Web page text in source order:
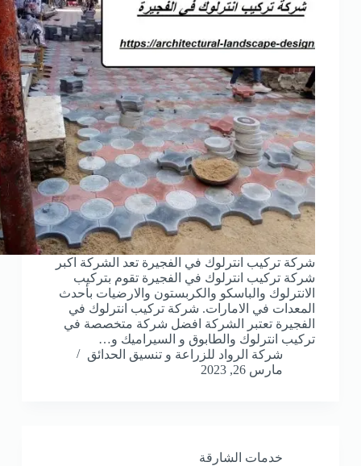
شركة تركيب انترلوك في الفجيرة تعد الشركة اكبر
شركة تركيب انترلوك في الفجيرة تقوم بتركيب
الانترلوك والباسكو والكربستون والارضيات بأحدث
المعدات في الامارات. شركة تركيب انترلوك في
الفجيرة تعتبر الشركة افضل شركة متخصصة في
تركيب انترلوك والطابوق و السيراميك و…
شركة الرواد للزراعة و تنسيق الحدائق
مارس 26, 2023
خدمات الشارقة